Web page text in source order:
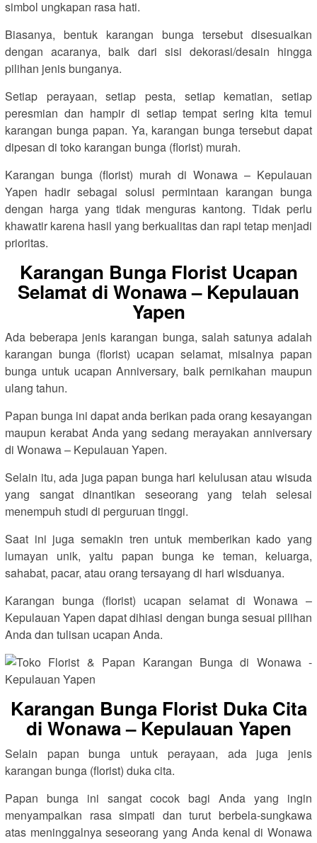
simbol ungkapan rasa hati.
Biasanya, bentuk karangan bunga tersebut disesuaikan
dengan acaranya, baik dari sisi dekorasi/desain hingga
pilihan jenis bunganya.
Setiap perayaan, setiap pesta, setiap kematian, setiap
peresmian dan hampir di setiap tempat sering kita temui
karangan bunga papan. Ya, karangan bunga tersebut dapat
dipesan di toko karangan bunga (florist) murah.
Karangan bunga (florist) murah di Wonawa – Kepulauan
Yapen hadir sebagai solusi permintaan karangan bunga
dengan harga yang tidak menguras kantong. Tidak perlu
khawatir karena hasil yang berkualitas dan rapi tetap menjadi
prioritas.
Karangan Bunga Florist Ucapan
Selamat di Wonawa – Kepulauan
Yapen
Ada beberapa jenis karangan bunga, salah satunya adalah
karangan bunga (florist) ucapan selamat, misalnya papan
bunga untuk ucapan Anniversary, baik pernikahan maupun
ulang tahun.
Papan bunga ini dapat anda berikan pada orang kesayangan
maupun kerabat Anda yang sedang merayakan anniversary
di Wonawa – Kepulauan Yapen.
Selain itu, ada juga papan bunga hari kelulusan atau wisuda
yang sangat dinantikan seseorang yang telah selesai
menempuh studi di perguruan tinggi.
Saat ini juga semakin tren untuk memberikan kado yang
lumayan unik, yaitu papan bunga ke teman, keluarga,
sahabat, pacar, atau orang tersayang di hari wisduanya.
Karangan bunga (florist) ucapan selamat di Wonawa –
Kepulauan Yapen dapat dihiasi dengan bunga sesuai pilihan
Anda dan tulisan ucapan Anda.
Karangan Bunga Florist Duka Cita
di Wonawa – Kepulauan Yapen
Selain papan bunga untuk perayaan, ada juga jenis
karangan bunga (florist) duka cita.
Papan bunga ini sangat cocok bagi Anda yang ingin
menyampaikan rasa simpati dan turut berbela-sungkawa
atas meninggalnya seseorang yang Anda kenal di Wonawa